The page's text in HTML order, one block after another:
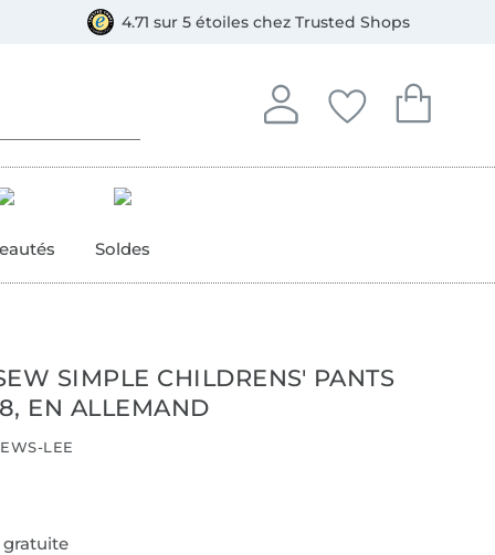
4.71 sur 5 étoiles chez Trusted Shops
Se connecter
Se connecter à votre
Mes favoris
Vous avez
Mon
Vous avez
Soldes
SIMPLE CHILDRENS' PANTS
EN ALLEMAND
LEE
gratuite
Bancontact